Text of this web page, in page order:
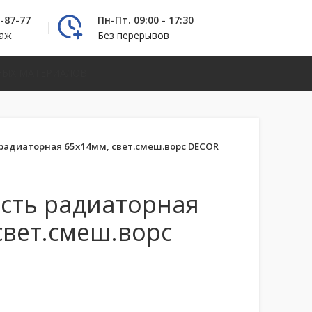
87-77
Пн-Пт. 09:00 - 17:30
Без перерывов
65х14мм, свет.смеш.ворс DECOR
радиаторная